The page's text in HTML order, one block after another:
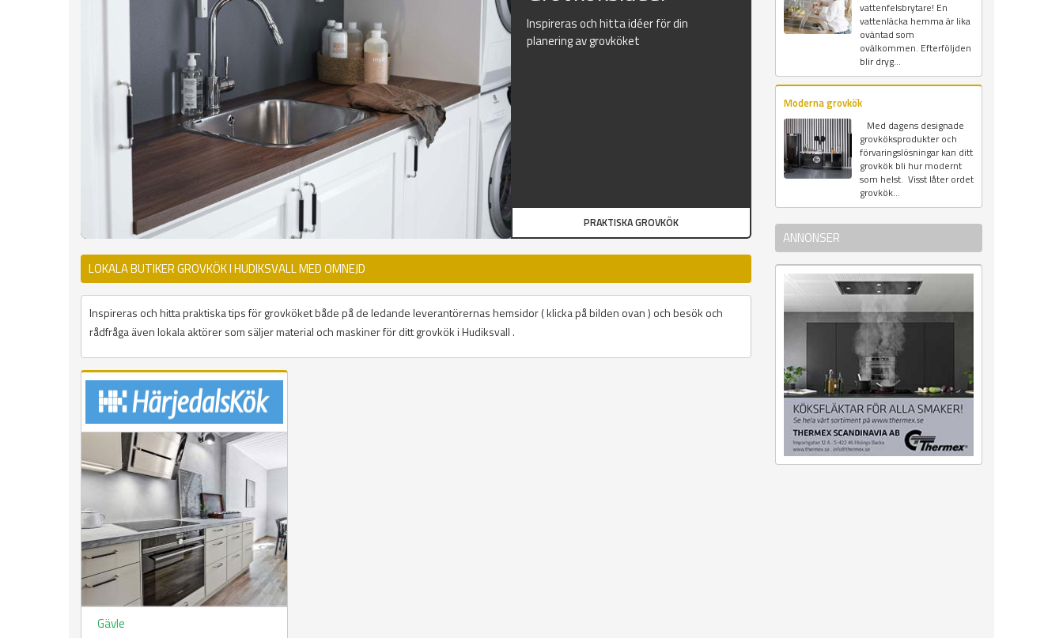
Inspireras och hitta idéer för din
planering av grovköket
PRAKTISKA GROVKÖK
LOKALA BUTIKER GROVKÖK I HUDIKSVALL MED OMNEJD
Inspireras och hitta praktiska tips för grovköket både på de ledande leverantörernas hemsidor ( klicka på bilden ovan ) och besök och
rådfråga även lokala aktörer som säljer material och maskiner för ditt grovkök i Hudiksvall .
Gävle
vattenfelsbrytare! En
vattenläcka hemma är lika
oväntad som
ovälkommen. Efterföljden
blir dryg...
Moderna grovkök
Med dagens designade
grovköksprodukter och
förvaringslösningar kan ditt
grovkök bli hur modernt
som helst. Visst låter ordet
grovkök...
ANNONSER